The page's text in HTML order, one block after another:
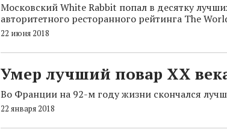
Московский White Rabbit попал в десятку
авторитетного ресторанного рейтинга The
22 июня 2018
Умер лучший повар XX
Во Франции на 92-м году жизни скончался
22 января 2018